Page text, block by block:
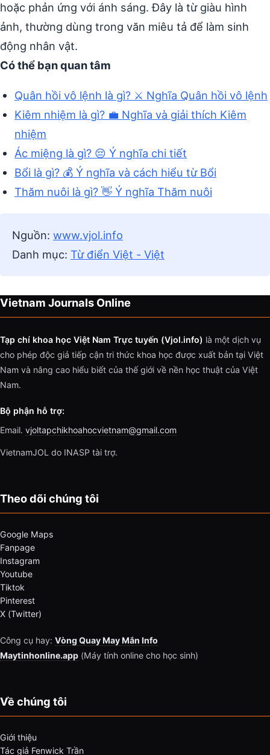
hoặc phản ứng với ánh sáng. Đây là từ giàu hình
ảnh, thường dùng trong văn miêu tả để làm sinh
động nhân vật.
Có thể bạn quan tâm
Quân hồi vô lệnh là gì? ⚔️ Nghĩa Quân hồi vô lệnh
Kiêm nhiệm là gì? 💼 Nghĩa và giải thích Kiêm
nhiệm
Ác miệng là gì? 😔 Ý nghĩa chi tiết
Bổi là gì? 💰 Ý nghĩa và cách hiểu từ Bổi
Thăm nuôi là gì? 👋 Ý nghĩa Thăm nuôi
Nguồn: www.vjol.info
Danh mục: Từ điển Việt - Việt
Vietnam Journals Online
Tạp chí khoa học Việt Nam Trực tuyến (Vjol.info) là một dịch vụ
cho phép độc giả tiếp cận tri thức khoa học được xuất bản tại Việt
Nam và nâng cao hiểu biết của thế giới về nền học thuật của Việt
Nam.
Bộ phận hỗ trợ:
Email. vjoltapchikhoahocvietnam@gmail.com
VietnamJOL do INASP tài trợ.
Theo dõi chúng tôi
Google Maps
Fanpage
Instagram
Youtube
Tiktok
Pinterest
X (Twitter)
Công cụ hay: Vòng Quay May Mắn Info
Maytinhonline.app (Máy tính online cho học sinh)
Về chúng tôi
Giới thiệu
Tác giả Fenwick Trần